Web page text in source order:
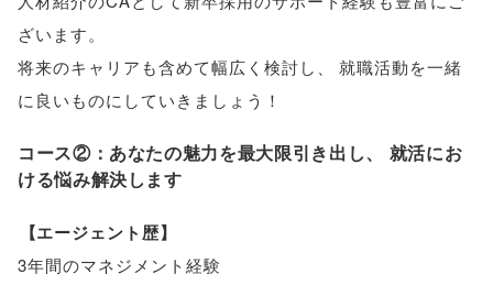
ざいます。
将来のキャリアも含めて幅広く検討し
就職活動を一緒
に良いものにしていきましょう！
コース②：あなたの魅力を最大限引き出し、
就活にお
ける悩み解決します
【エージェント歴】
3年間のマネジメント経験